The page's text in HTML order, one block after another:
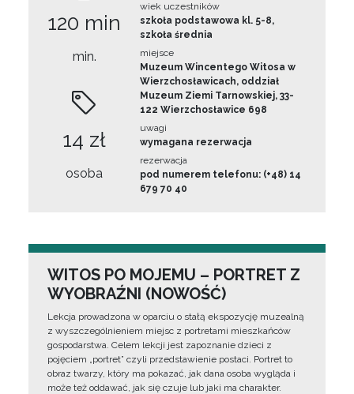
120 min
min.
14 zł
osoba
wiek uczestników
szkoła podstawowa kl. 5-8,
szkoła średnia
miejsce
Muzeum Wincentego Witosa w
Wierzchosławicach, oddział
Muzeum Ziemi Tarnowskiej, 33-
122 Wierzchosławice 698
uwagi
wymagana rezerwacja
rezerwacja
pod numerem telefonu: (+48) 14
679 70 40
WITOS PO MOJEMU – PORTRET Z
WYOBRAŹNI (NOWOŚĆ)
Lekcja prowadzona w oparciu o stałą ekspozycję muzealną
z wyszczególnieniem miejsc z portretami mieszkańców
gospodarstwa. Celem lekcji jest zapoznanie dzieci z
pojęciem „portret” czyli przedstawienie postaci. Portret to
obraz twarzy, który ma pokazać, jak dana osoba wygląda i
może też oddawać, jak się czuje lub jaki ma charakter.